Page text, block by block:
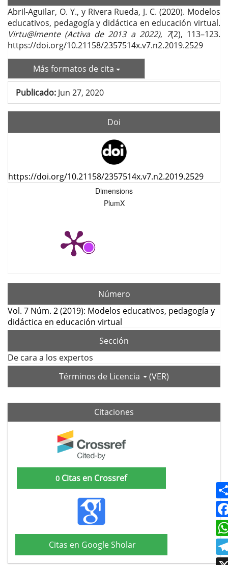
Abril-Aguilar, O. Y., y Rivera Rueda, J. C. (2020). Modelos
educativos, pedagogía y didáctica en educación virtual.
Virtu@lmente (Activa de 2013 a 2022), 7(2), 113–123.
https://doi.org/10.21158/2357514x.v7.n2.2019.2529
Más formatos de cita
Publicado: Jun 27, 2020
Doi
https://doi.org/10.21158/2357514x.v7.n2.2019.2529
Dimensions
PlumX
Número
Vol. 7 Núm. 2 (2019): Modelos educativos, pedagogía y
didáctica en educación virtual
Sección
De cara a los expertos
Términos de Licencia
(VER)
Citaciones
0 Citas en Crossref
Citas en Google Sholar